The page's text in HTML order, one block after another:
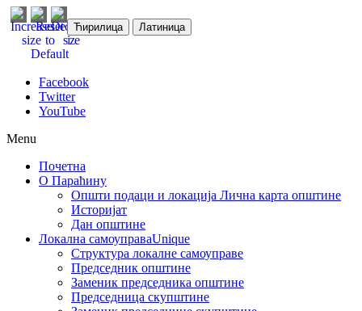
Ћирилица Латиница
Facebook
Twitter
YouTube
Menu
Почетна
О Параћину
Општи подаци и локација Лична карта општине
Историјат
Дан општине
Локална самоуправаUnique
Структура локалне самоуправе
Председник општине
Заменик председника општине
Председница скупштине